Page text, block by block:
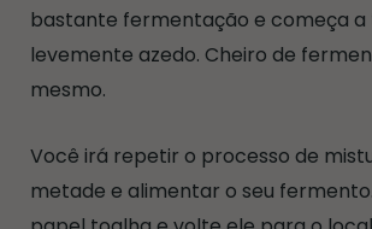
bastante fermentação e começa a
levemente azedo. Cheiro de
mesmo.
Você irá repetir o processo de
metade e alimentar o seu